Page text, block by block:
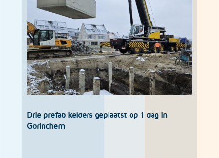
Drie prefab kelders geplaatst op 1 dag in
Gorinchem